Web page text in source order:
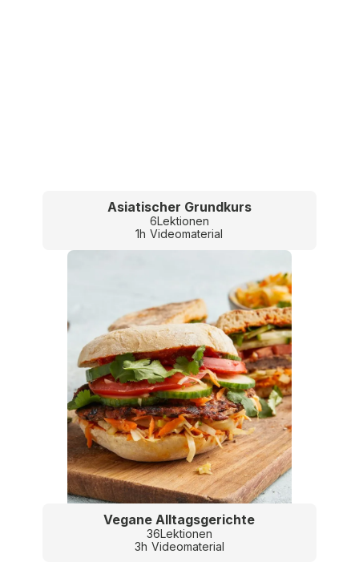
Asiatischer Grundkurs
6Lektionen
1h Videomaterial
Vegane Alltagsgerichte
36Lektionen
3h Videomaterial